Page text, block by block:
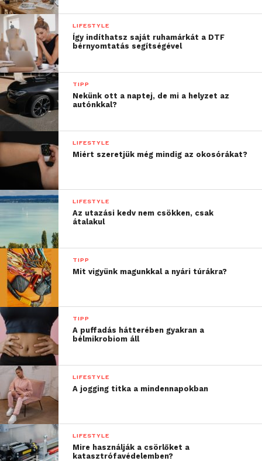
stílusosabbá teszi az otthonunkat anélkül, hogy egy
újabb dekorációt vagy bútort helyeztünk volna el
benne. Olcsó, tartós és megakadályozza a kosz
lerakódását a falakon.
További friss híreket talál a
Csatlakozzon hozzánk a
Facebookon
LIFESTYLE
Így indíthatsz saját ruhamárkát a DTF
bérnyomtatás segítségével
TIPP
Nekünk ott a naptej, de mi a helyzet az
autónkkal?
LIFESTYLE
Miért szeretjük még mindig az okosórákat?
LIFESTYLE
Az utazási kedv nem csökken, csak
átalakul
TIPP
Mit vigyünk magunkkal a nyári túrákra?
TIPP
A puffadás hátterében gyakran a
bélmikrobiom áll
LIFESTYLE
A jogging titka a mindennapokban
LIFESTYLE
Mire használják a csörlőket a
katasztrófavédelemben?